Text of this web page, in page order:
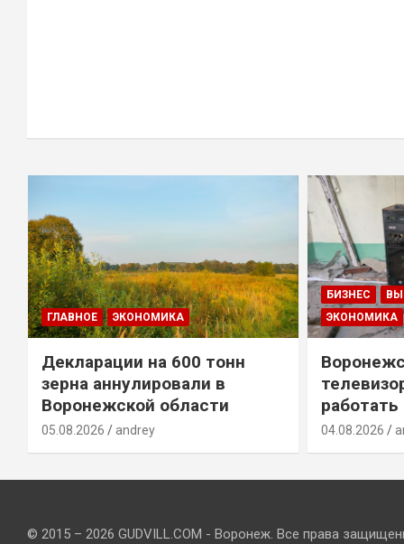
ГЛАВНОЕ ЭКОНОМИКА
Декларации на 600 тонн
зерна аннулировали в
Воронежской области
05.08.2026 andrey
БИЗНЕС
ЭКОНОМИКА
работать
04.08.2026
© 2015 – 2026 GUDVILL.COM - Воронеж. Все права